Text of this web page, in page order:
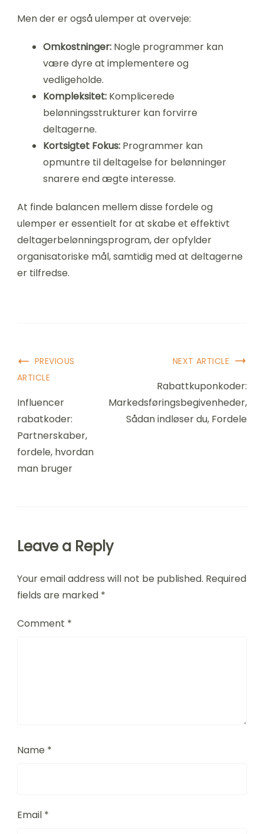
Men der er også ulemper at overveje:
Omkostninger: Nogle programmer kan
være dyre at implementere og
vedligeholde.
Kompleksitet: Komplicerede
belønningsstrukturer kan forvirre
deltagerne.
Kortsigtet Fokus: Programmer kan
opmuntre til deltagelse for belønninger
snarere end ægte interesse.
At finde balancen mellem disse fordele og
ulemper er essentielt for at skabe et effektivt
deltagerbelønningsprogram, der opfylder
organisatoriske mål, samtidig med at deltagerne
er tilfredse.
Post
Navigation
PREVIOUS
ARTICLE
Influencer
rabatkoder:
Partnerskaber,
fordele, hvordan
man bruger
NEXT ARTICLE
Rabattkuponkoder:
Markedsføringsbegivenheder,
Sådan indløser du, Fordele
Leave a Reply
Your email address will not be published. Required
fields are marked *
Comment *
Name *
Email *